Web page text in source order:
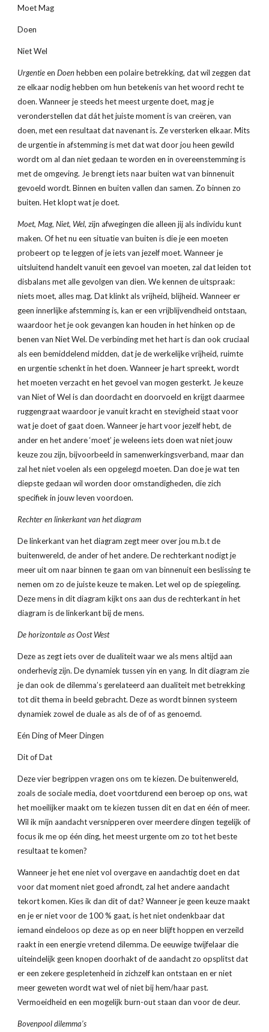
Moet Mag
Doen
Niet Wel
Urgentie en Doen hebben een polaire betrekking, dat wil zeggen dat
ze elkaar nodig hebben om hun betekenis van het woord recht te
doen. Wanneer je steeds het meest urgente doet, mag je
veronderstellen dat dát het juiste moment is van creëren, van
doen, met een resultaat dat navenant is. Ze versterken elkaar. Mits
de urgentie in afstemming is met dat wat door jou heen gewild
wordt om al dan niet gedaan te worden en in overeenstemming is
met de omgeving. Je brengt iets naar buiten wat van binnenuit
gevoeld wordt. Binnen en buiten vallen dan samen. Zo binnen zo
buiten. Het klopt wat je doet.
Moet, Mag, Niet, Wel, zijn afwegingen die alleen jij als individu kunt
maken. Of het nu een situatie van buiten is die je een moeten
probeert op te leggen of je iets van jezelf moet. Wanneer je
uitsluitend handelt vanuit een gevoel van moeten, zal dat leiden tot
disbalans met alle gevolgen van dien. We kennen de uitspraak:
niets moet, alles mag. Dat klinkt als vrijheid, blijheid. Wanneer er
geen innerlijke afstemming is, kan er een vrijblijvendheid ontstaan,
waardoor het je ook gevangen kan houden in het hinken op de
benen van Niet Wel. De verbinding met het hart is dan ook cruciaal
als een bemiddelend midden, dat je de werkelijke vrijheid, ruimte
en urgentie schenkt in het doen. Wanneer je hart spreekt, wordt
het moeten verzacht en het gevoel van mogen gesterkt. Je keuze
van Niet of Wel is dan doordacht en doorvoeld en krijgt daarmee
ruggengraat waardoor je vanuit kracht en stevigheid staat voor
wat je doet of gaat doen. Wanneer je hart voor jezelf hebt, de
ander en het andere ‘moet’ je weleens iets doen wat niet jouw
keuze zou zijn, bijvoorbeeld in samenwerkingsverband, maar dan
zal het niet voelen als een opgelegd moeten. Dan doe je wat ten
diepste gedaan wil worden door omstandigheden, die zich
specifiek in jouw leven voordoen.
Rechter en linkerkant van het diagram
De linkerkant van het diagram zegt meer over jou m.b.t de
buitenwereld, de ander of het andere. De rechterkant nodigt je
meer uit om naar binnen te gaan om van binnenuit een beslissing te
nemen om zo de juiste keuze te maken. Let wel op de spiegeling.
Deze mens in dit diagram kijkt ons aan dus de rechterkant in het
diagram is de linkerkant bij de mens.
De horizontale as Oost West
Deze as zegt iets over de dualiteit waar we als mens altijd aan
onderhevig zijn. De dynamiek tussen yin en yang. In dit diagram zie
je dan ook de dilemma’s gerelateerd aan dualiteit met betrekking
tot dit thema in beeld gebracht. Deze as wordt binnen systeem
dynamiek zowel de duale as als de of of as genoemd.
Eén Ding of Meer Dingen
Dit of Dat
Deze vier begrippen vragen ons om te kiezen. De buitenwereld,
zoals de sociale media, doet voortdurend een beroep op ons, wat
het moeilijker maakt om te kiezen tussen dit en dat en één of meer.
Wil ik mijn aandacht versnipperen over meerdere dingen tegelijk of
focus ik me op één ding, het meest urgente om zo tot het beste
resultaat te komen?
Wanneer je het ene niet vol overgave en aandachtig doet en dat
voor dat moment niet goed afrondt, zal het andere aandacht
tekort komen. Kies ik dan dit of dat? Wanneer je geen keuze maakt
en je er niet voor de 100 % gaat, is het niet ondenkbaar dat
iemand eindeloos op deze as op en neer blijft hoppen en verzeild
raakt in een energie vretend dilemma. De eeuwige twijfelaar die
uiteindelijk geen knopen doorhakt of de aandacht zo opsplitst dat
er een zekere gespletenheid in zichzelf kan ontstaan en er niet
meer geweten wordt wat wel of niet bij hem/haar past.
Vermoeidheid en een mogelijk burn-out staan dan voor de deur.
Bovenpool dilemma’s